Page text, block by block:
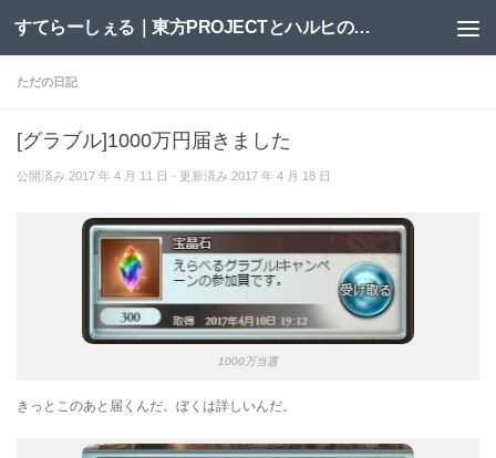
コンテンツへスキップ すてらーしぇる｜東方PROJECTとハルヒの二次創作サイト
ただの日記
[グラブル]1000万円届きました
公開済み 2017 年 4 月 11 日 · 更新済み 2017 年 4 月 18 日
1000万当選
きっとこのあと届くんだ。ぼくは詳しいんだ。